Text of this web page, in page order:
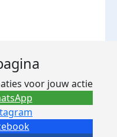
voor jouw actie